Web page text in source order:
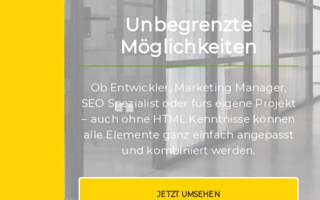
Unbegrenzte
Möglichkeiten
Ob Entwickler, Marketing Manager,
SEO Spezialist oder fürs eigene Projekt
– auch ohne HTML Kenntnisse können
alle Elemente ganz einfach angepasst
und kombiniert werden.
JETZT UMSEHEN